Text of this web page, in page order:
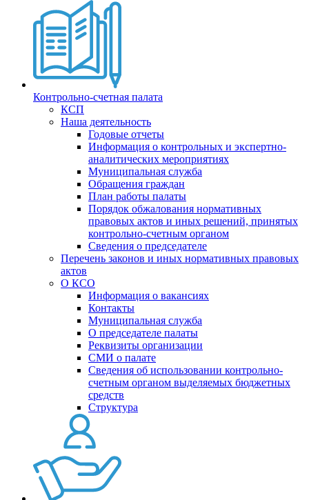
Контрольно-счетная палата
КСП
Наша деятельность
Годовые отчеты
Информация о контрольных и экспертно-
аналитических мероприятиях
Муниципальная служба
Обращения граждан
План работы палаты
Порядок обжалования нормативных
правовых актов и иных решений, принятых
контрольно-счетным органом
Сведения о председателе
Перечень законов и иных нормативных правовых
актов
О КСО
Информация о вакансиях
Контакты
Муниципальная служба
О председателе палаты
Реквизиты организации
СМИ о палате
Сведения об использовании контрольно-
счетным органом выделяемых бюджетных
средств
Структура